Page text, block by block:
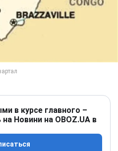
в курсе главного –
Новини на OBOZ.UA в